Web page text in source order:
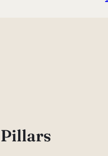
Pillars